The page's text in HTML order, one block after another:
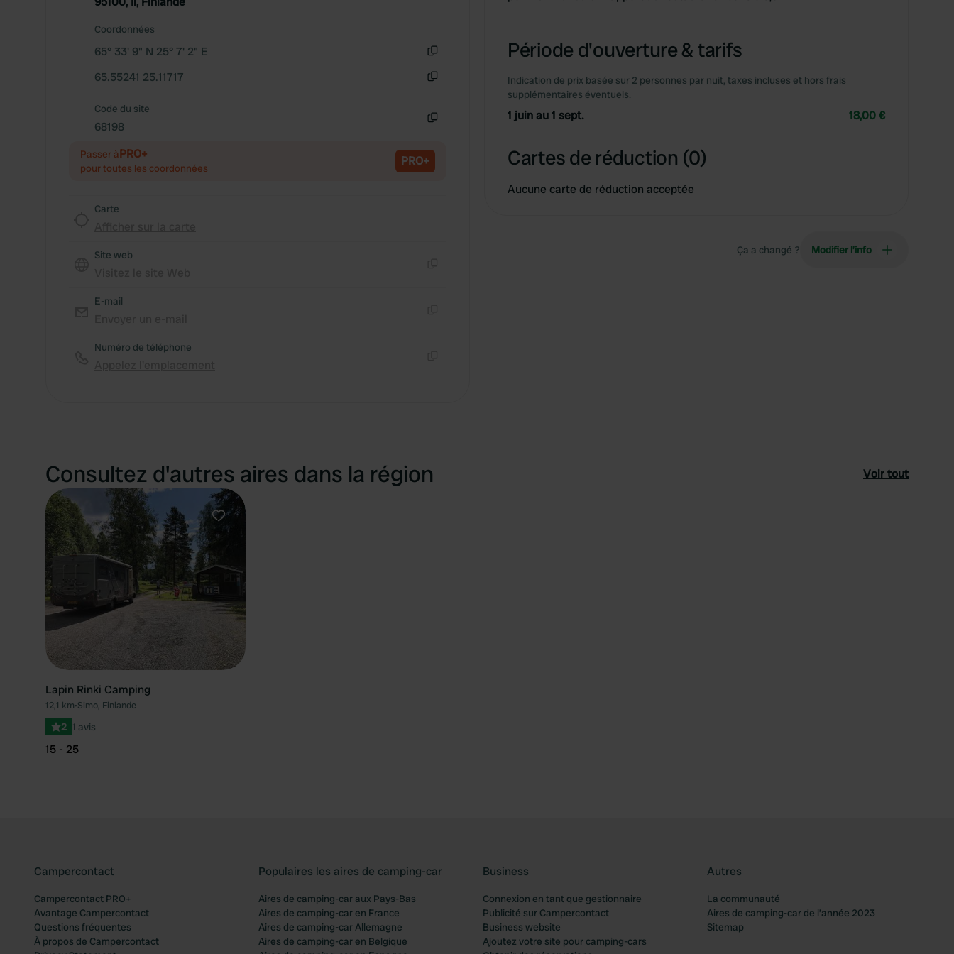
Coordonnées
65° 33' 9" N 25° 7' 2" E
65.55241 25.11717
Code du site
68198
Passer àPRO+
pour toutes les coordonnées PRO+
Carte
Site web
E-mail
Numéro de téléphone
Période d'ouverture & tarifs
Indication de prix basée sur 2 personnes par nuit, taxes incluses et hors frais
supplémentaires éventuels.
1 juin au 1 sept. 18,00 €
Cartes de réduction (0)
Aucune carte de réduction acceptée
Ça a changé ? Modifier l’info
Consultez d'autres aires dans la région Voir tout
Préféré
Lapin Rinki Camping
12,1 km•Simo, Finlande
2 1 avis
15 - 25
Campercontact
Campercontact PRO+
Avantage Campercontact
Questions fréquentes
À propos de Campercontact
Populaires les aires de camping-car
Aires de camping-car aux Pays-Bas
Aires de camping-car en France
Aires de camping-car Allemagne
Aires de camping-car en Belgique
Business
Connexion en tant que gestionnaire
Publicité sur Campercontact
Business website
Ajoutez votre site pour camping-cars
Autres
La communauté
Aires de camping-car de l’année 2023
Sitemap